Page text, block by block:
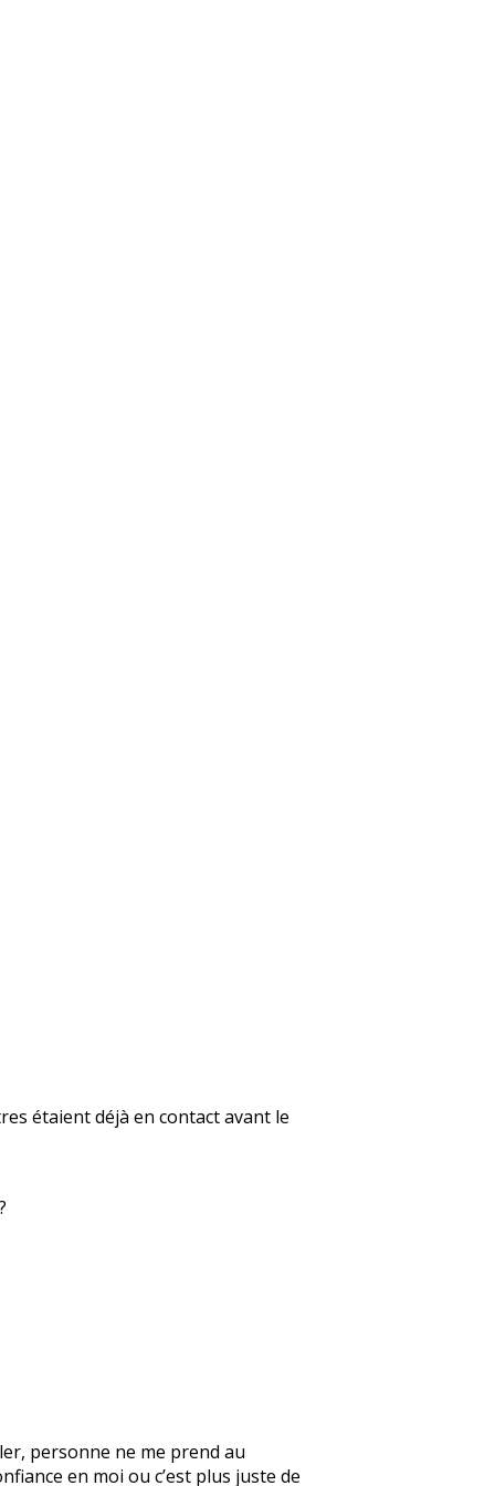
étaient déjà en contact avant le
personne ne me prend au
en moi ou c’est plus juste de